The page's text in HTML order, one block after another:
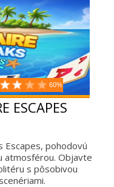
60%
ESCAPES
Escapes, pohodovú
atmosférou. Objavte
s pôsobivou